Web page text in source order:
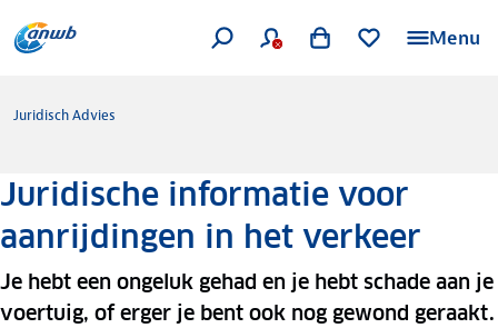
Menu
Juridisch Advies
Juridische informatie voor
aanrijdingen in het verkeer
Je hebt een ongeluk gehad en je hebt schade aan je
voertuig, of erger je bent ook nog gewond geraakt.